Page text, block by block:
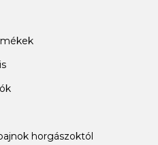
horgászoktól